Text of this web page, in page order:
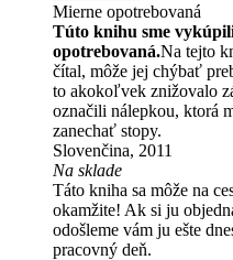
Mierne opotrebovaná
Túto knihu sme
opotrebovaná.Na tejto
čítal, môže jej chýbať
to akokoľvek znižovalo
označili nálepkou, ktorá
zanechať stopy.
Slovenčina, 2011
Na sklade
Táto kniha sa môže na
okamžite! Ak si ju
odošleme vám ju ešte
pracovný deň.